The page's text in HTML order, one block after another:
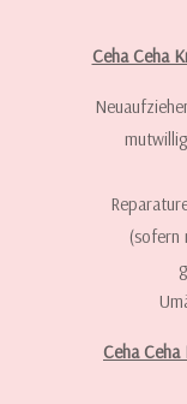
Ceha Ceha
(sofern
Ceha